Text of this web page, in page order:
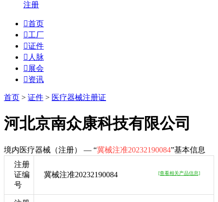
注册
首页
工厂
证件
 人脉
 展会
资讯
首页 > 证件 > 医疗器械注册证
河北京南众康科技有限公司
境内医疗器械（注册） — “冀械注准20232190084”基本信息
注册
证编
号
冀械注准20232190084 [查看相关产品信息]